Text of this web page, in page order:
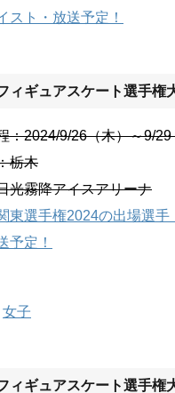
スト・放送予定！
ィギュアスケート選手権
：2024/9/26（木）～9/29
栃木
光霧降アイスアリーナ
東選手権2024の出場選手
予定！
女子
ィギュアスケート選手権